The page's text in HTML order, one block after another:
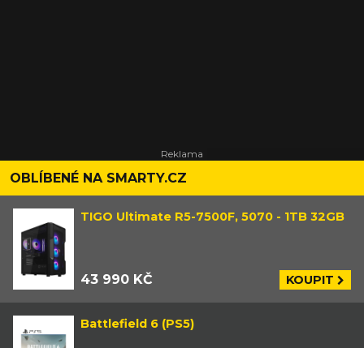
OBLÍBENÉ NA SMARTY.CZ
TIGO Ultimate R5-7500F, 5070 - 1TB 32GB
43 990 KČ KOUPIT
Battlefield 6 (PS5)